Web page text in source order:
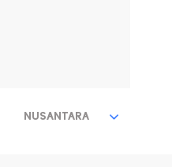
NUSANTARA